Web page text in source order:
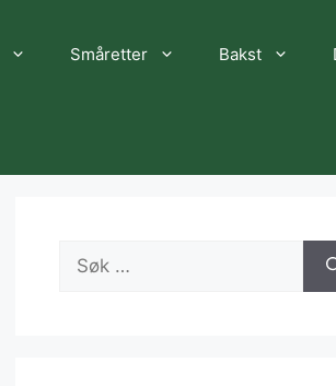
Småretter Bakst
Søk
etter: